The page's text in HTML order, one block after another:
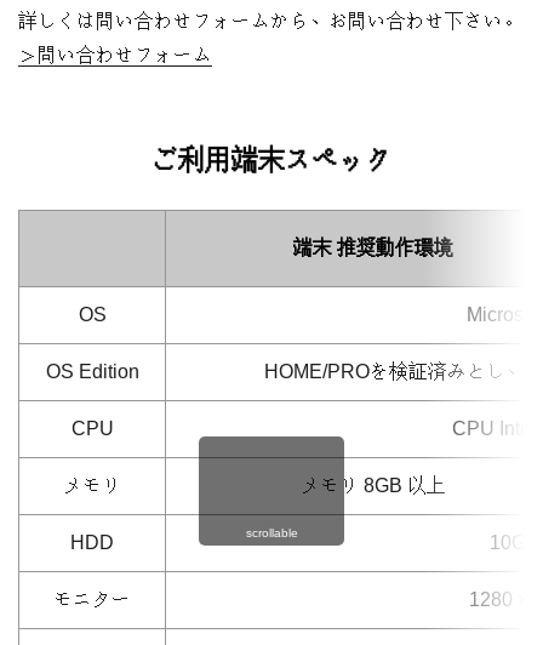
詳しくは問い合わせフォームから、お問い合わせ下さい。
問い合わせフォーム
ご利用端末スペック
端末 推奨動作環境
OS
OS Edition HOME/PROを検証済みとし、
CPU CPU Intel
メモリ メモリ 8GB 以上
HDD
モニター 1280 ×
scrollable